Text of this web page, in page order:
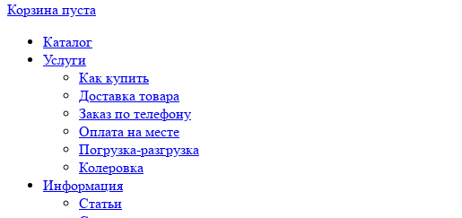
Корзина пуста
Каталог
Услуги
Как купить
Доставка товара
Заказ по телефону
Оплата на месте
Погрузка-разгрузка
Колеровка
Информация
Статьи